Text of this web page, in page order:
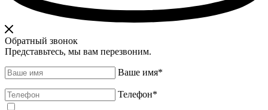
Обратный звонок
Представьтесь, мы вам перезвоним.
Ваше имя*
Телефон*